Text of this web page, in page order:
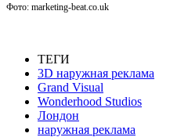
Фото: marketing-beat.co.uk
ТЕГИ
3D наружная реклама
Grand Visual
Wonderhood Studios
Лондон
наружная реклама